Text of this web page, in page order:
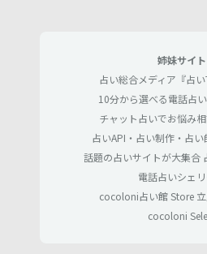
姉妹サイト
占い総合メディア『占い
10分から選べる電話占い
チャット占いでお悩み
占いAPI・占い制作・占
話題の占いサイトが大集合
電話占いシェ
cocoloni占い館 Store
cocoloni